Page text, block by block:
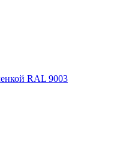
RAL 9003